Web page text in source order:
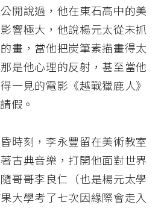
開說過，他在東石高中的美
響極大，他說楊元太從未抓
畫，當他把炭筆素描畫得太
是他心理的反射，甚至當他
一見的電影《越戰獵鹿人》
假。
時刻，李永豐留在美術教室
古典音樂，打開他面對世界
哥哥李良仁（也是楊元太學
大學考了七次因緣際會走入